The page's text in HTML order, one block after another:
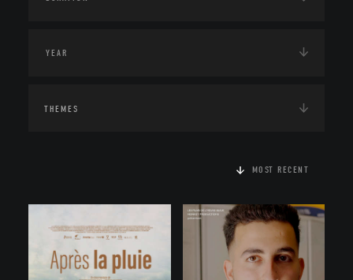
THEMES
MOST RECENT